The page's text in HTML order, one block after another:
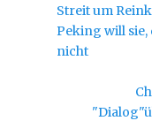
n
t
r
n
s
t
f
n
Vorheriger
Beitrag:
Streit um
Peking will sie,
nicht
Beitrag: